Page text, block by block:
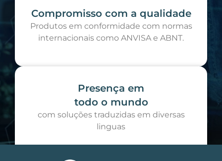
Compromisso com a qualidade
Produtos em conformidade com normas
internacionais como ANVISA e ABNT.
Presença em
todo o mundo
com soluções traduzidas em diversas
linguas